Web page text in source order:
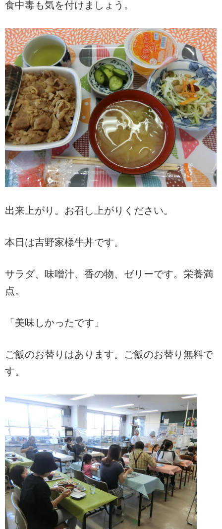
食中毒も気を付けましょう。
出来上がり。お召し上がりください。
本日は吉野家様牛丼です。
サラダ、味噌汁、香の物、ゼリーです。栄養満
点。
「美味しかったです」
ご飯のお替りはあります。ご飯のお替り無料で
す。